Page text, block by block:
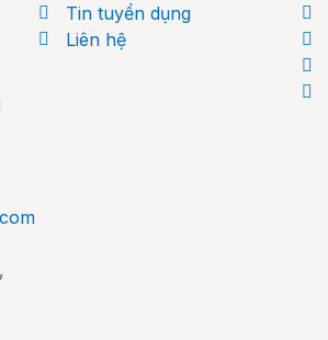
Tin tuyển dụng
Liên hệ